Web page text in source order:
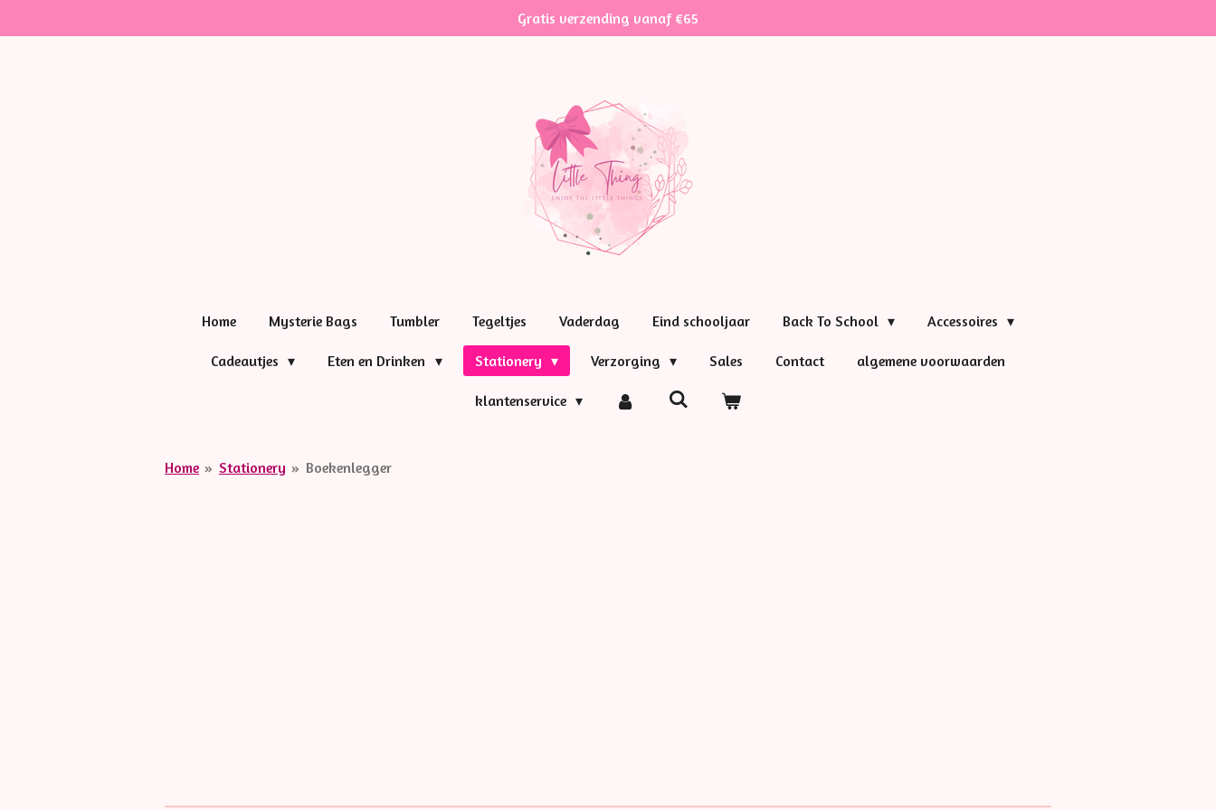
direct
Gratis verzending vanaf €65
Home Mysterie Bags Tumbler Tegeltjes Vaderdag Eind schooljaar Back To School Accessoires
Cadeautjes Eten en Drinken Stationery Verzorging Sales Contact algemene voorwaarden
klantenservice
Home » Stationery » Boekenlegger